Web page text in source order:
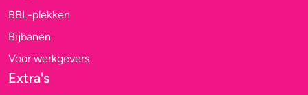
BBL-plekken
Bijbanen
Voor werkgevers
Extra's